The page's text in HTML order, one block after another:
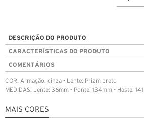
DESCRIÇÃO DO PRODUTO
CARACTERÍSTICAS DO PRODUTO
COMENTÁRIOS
COR: Armação: cinza - Lente: Prizm preto
MEDIDAS: Lente: 36mm - Ponte: 134mm - Haste:
MAIS CORES